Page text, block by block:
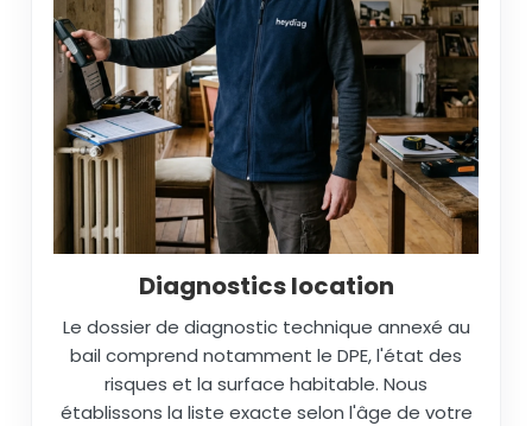
Diagnostics location
Le dossier de diagnostic technique annexé au
bail comprend notamment le DPE, l'état des
risques et la surface habitable. Nous
établissons la liste exacte selon l'âge de votre